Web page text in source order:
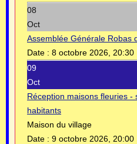
08
Oct
Assemblée Générale Robas
Date : 8 octobre 2026, 20:30
09
Oct
Réception maisons fleuries -
habitants
Maison du village
Date : 9 octobre 2026, 20:00